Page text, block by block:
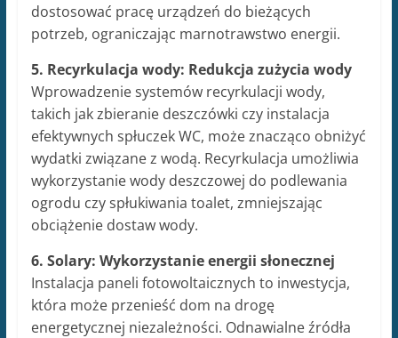
dostosować pracę urządzeń do bieżących
potrzeb, ograniczając marnotrawstwo energii.
5. Recyrkulacja wody: Redukcja zużycia wody
Wprowadzenie systemów recyrkulacji wody,
takich jak zbieranie deszczówki czy instalacja
efektywnych spłuczek WC, może znacząco obniżyć
wydatki związane z wodą. Recyrkulacja umożliwia
wykorzystanie wody deszczowej do podlewania
ogrodu czy spłukiwania toalet, zmniejszając
obciążenie dostaw wody.
6. Solary: Wykorzystanie energii słonecznej
Instalacja paneli fotowoltaicznych to inwestycja,
która może przenieść dom na drogę
energetycznej niezależności. Odnawialne źródła